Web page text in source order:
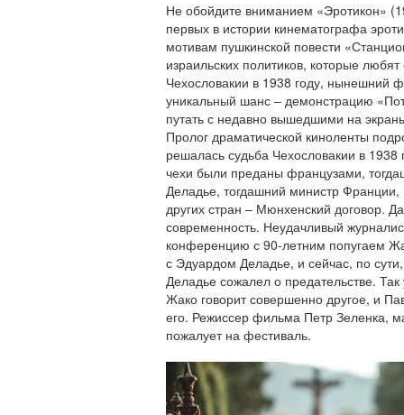
Не обойдите вниманием «Эротикон»
первых в истории кинематографа
мотивам пушкинской повести
израильских политиков, которые
Чехословакии в 1938 году, нынешний
уникальный шанс – демонстрацию
путать с недавно вышедшими на
Пролог драматической киноленты
решалась судьба Чехословакии в
чехи были преданы французами,
Деладье, тогдашний министр
других стран – Мюнхенский договор.
современность. Неудачливый
конференцию с 90-летним попугаем
с Эдуардом Деладье, и сейчас, по
Деладье сожалел о предательстве.
Жако говорит совершенно другое, и
его. Режиссер фильма Петр Зеленка,
пожалует на фестиваль.